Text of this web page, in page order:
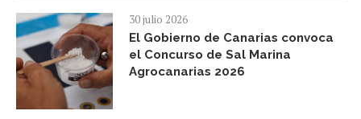
30 julio 2026
El Gobierno de Canarias convoca
el Concurso de Sal Marina
Agrocanarias 2026